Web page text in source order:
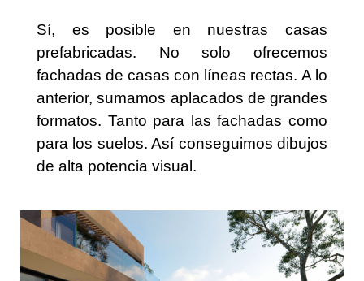
Sí, es posible en nuestras casas
prefabricadas. No solo ofrecemos
fachadas de casas con líneas rectas. A lo
anterior, sumamos aplacados de grandes
formatos. Tanto para las fachadas como
para los suelos. Así conseguimos dibujos
de alta potencia visual.